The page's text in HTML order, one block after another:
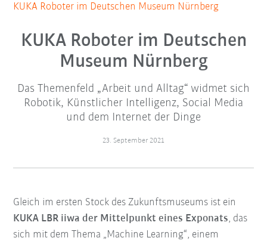
KUKA Roboter im Deutschen Museum Nürnberg
KUKA Roboter im Deutschen
Museum Nürnberg
Das Themenfeld „Arbeit und Alltag“ widmet sich
Robotik, Künstlicher Intelligenz, Social Media
und dem Internet der Dinge
23. September 2021
Gleich im ersten Stock des Zukunftsmuseums ist ein
KUKA LBR iiwa der Mittelpunkt eines Exponats, das
sich mit dem Thema „Machine Learning“, einem